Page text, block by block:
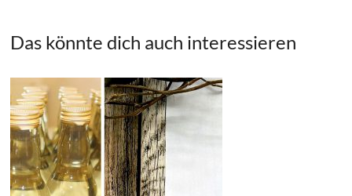
Das könnte dich auch interessieren